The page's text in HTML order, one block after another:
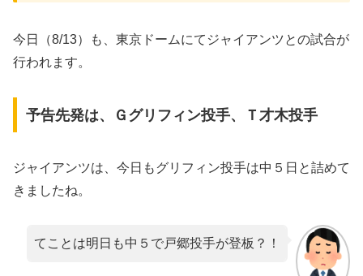
今日（8/13）も、東京ドームにてジャイアンツとの試合が
行われます。
予告先発は、Ｇグリフィン投手、Ｔ才木投手
ジャイアンツは、今日もグリフィン投手は中５日と詰めて
きましたね。
てことは明日も中５で戸郷投手が登板？！